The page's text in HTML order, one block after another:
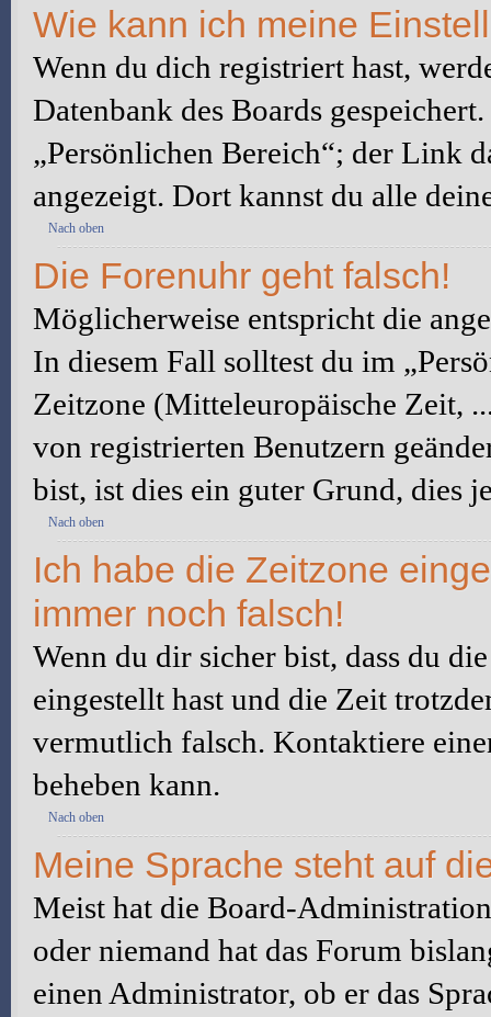
Wie kann ich meine
Wenn du dich registriert hast,
Datenbank des Boards
„Persönlichen Bereich“; der Link
angezeigt. Dort kannst du alle
Nach oben
Die Forenuhr geht falsch!
Möglicherweise entspricht die
In diesem Fall solltest du im
Zeitzone (Mitteleuropäische Zeit,
von registrierten Benutzern
bist, ist dies ein guter Grund, dies
Nach oben
Ich habe die Zeitzone
immer noch falsch!
Wenn du dir sicher bist, dass du
eingestellt hast und die Zeit
vermutlich falsch. Kontaktiere
beheben kann.
Nach oben
Meine Sprache steht auf
Meist hat die Board-
oder niemand hat das Forum
einen Administrator, ob er das